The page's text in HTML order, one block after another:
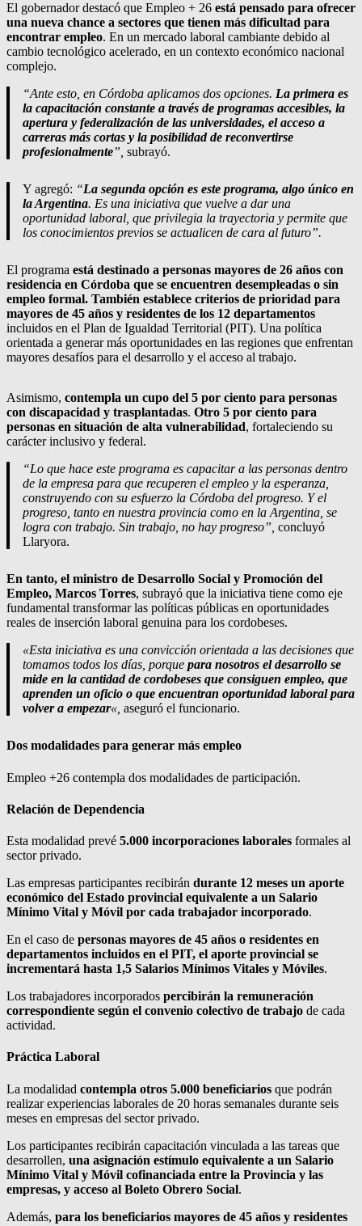
El gobernador destacó que Empleo + 26 está pensado para ofrecer
una nueva chance a sectores que tienen más dificultad para
encontrar empleo. En un mercado laboral cambiante debido al
cambio tecnológico acelerado, en un contexto económico nacional
complejo.
“Ante esto, en Córdoba aplicamos dos opciones. La primera es
la capacitación constante a través de programas accesibles, la
apertura y federalización de las universidades, el acceso a
carreras más cortas y la posibilidad de reconvertirse
profesionalmente”, subrayó.
Y agregó: “La segunda opción es este programa, algo único en
la Argentina. Es una iniciativa que vuelve a dar una
oportunidad laboral, que privilegia la trayectoria y permite que
los conocimientos previos se actualicen de cara al futuro”.
El programa está destinado a personas mayores de 26 años con
residencia en Córdoba que se encuentren desempleadas o sin
empleo formal. También establece criterios de prioridad para
mayores de 45 años y residentes de los 12 departamentos
incluidos en el Plan de Igualdad Territorial (PIT). Una política
orientada a generar más oportunidades en las regiones que enfrentan
mayores desafíos para el desarrollo y el acceso al trabajo.
Asimismo, contempla un cupo del 5 por ciento para personas
con discapacidad y trasplantadas. Otro 5 por ciento para
personas en situación de alta vulnerabilidad, fortaleciendo su
carácter inclusivo y federal.
“Lo que hace este programa es capacitar a las personas dentro
de la empresa para que recuperen el empleo y la esperanza,
construyendo con su esfuerzo la Córdoba del progreso. Y el
progreso, tanto en nuestra provincia como en la Argentina, se
logra con trabajo. Sin trabajo, no hay progreso”, concluyó
Llaryora.
En tanto, el ministro de Desarrollo Social y Promoción del
Empleo, Marcos Torres, subrayó que la iniciativa tiene como eje
fundamental transformar las políticas públicas en oportunidades
reales de inserción laboral genuina para los cordobeses.
«Esta iniciativa es una convicción orientada a las decisiones que
tomamos todos los días, porque para nosotros el desarrollo se
mide en la cantidad de cordobeses que consiguen empleo, que
aprenden un oficio o que encuentran oportunidad laboral para
volver a empezar«, aseguró el funcionario.
Dos modalidades para generar más empleo
Empleo +26 contempla dos modalidades de participación.
Relación de Dependencia
Esta modalidad prevé 5.000 incorporaciones laborales formales al
sector privado.
Las empresas participantes recibirán durante 12 meses un aporte
económico del Estado provincial equivalente a un Salario
Mínimo Vital y Móvil por cada trabajador incorporado.
En el caso de personas mayores de 45 años o residentes en
departamentos incluidos en el PIT, el aporte provincial se
incrementará hasta 1,5 Salarios Mínimos Vitales y Móviles.
Los trabajadores incorporados percibirán la remuneración
correspondiente según el convenio colectivo de trabajo de cada
actividad.
Práctica Laboral
La modalidad contempla otros 5.000 beneficiarios que podrán
realizar experiencias laborales de 20 horas semanales durante seis
meses en empresas del sector privado.
Los participantes recibirán capacitación vinculada a las tareas que
desarrollen, una asignación estímulo equivalente a un Salario
Mínimo Vital y Móvil cofinanciada entre la Provincia y las
empresas, y acceso al Boleto Obrero Social.
Además, para los beneficiarios mayores de 45 años y residentes